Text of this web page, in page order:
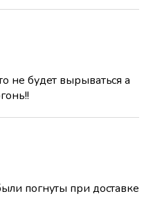
не будет вырываться а
погнуты при доставке